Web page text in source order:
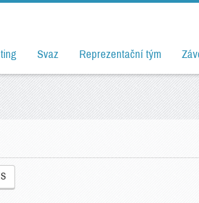
Svaz Reprezentační tým